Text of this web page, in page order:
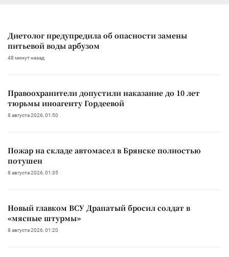
Диетолог предупредила об опасности замены
питьевой воды арбузом
48 минут назад
Правоохранители допустили наказание до 10 лет
тюрьмы иноагенту Гордеевой
8 августа 2026, 01:50
Пожар на складе автомасел в Брянске полностью
потушен
8 августа 2026, 01:35
Новый главком ВСУ Драпатый бросил солдат в
«мясные штурмы»
8 августа 2026, 01:20